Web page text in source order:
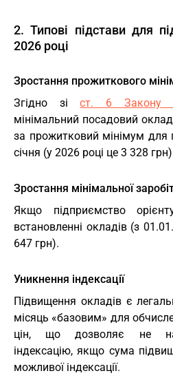
2. Типові підстави для
2026 році
Зростання прожиткового
Згідно зіст. 6 Закону
мінімальний посадовий
за прожитковий мінімум для
січня (у 2026 році це 3 328
Зростання мінімальної
Якщо підприємство
встановленні окладів (з
647 грн).
Уникнення індексації
Підвищення окладів є
місяць «базовим» для
цін, що дозволяє не
індексацію, якщо сума
можливої індексації.